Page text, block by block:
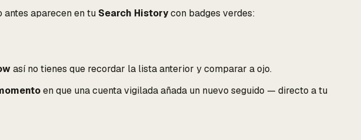
antes aparecen en tu Search Historycon badges verdes:
así no tienes que recordar la lista anterior y comparar a ojo.
en que una cuenta vigilada añada un nuevo seguido — directo a tu